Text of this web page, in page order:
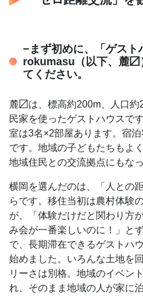
−まず初めに、「ゲスト
rokumasu（以下、麓〼
てください。
麓〼は、標高約200m、人口
民家を使ったゲストハウスで
室は3名×2部屋あります。宿
です。地域の子どもたちもよ
地域住民との交流拠点にもな
横岡を選んだのは、「人との
らです。移住当初は農村体験
が、「体験だけだと関わり方
み会が一番楽しいのに！」と
で、長期滞在できるゲストハ
始めました。いろんな土地を
リーさは別格。地域のイベン
れ、そのまま地域の人が家に